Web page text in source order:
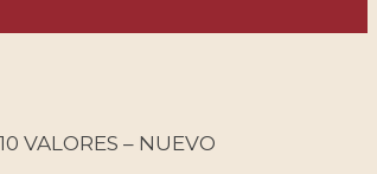
VALORES – NUEVO